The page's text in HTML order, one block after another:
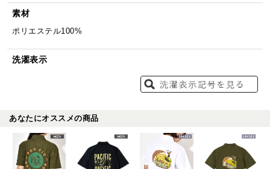
素材
ポリエステル100%
洗濯表示
あなたにオススメの商品